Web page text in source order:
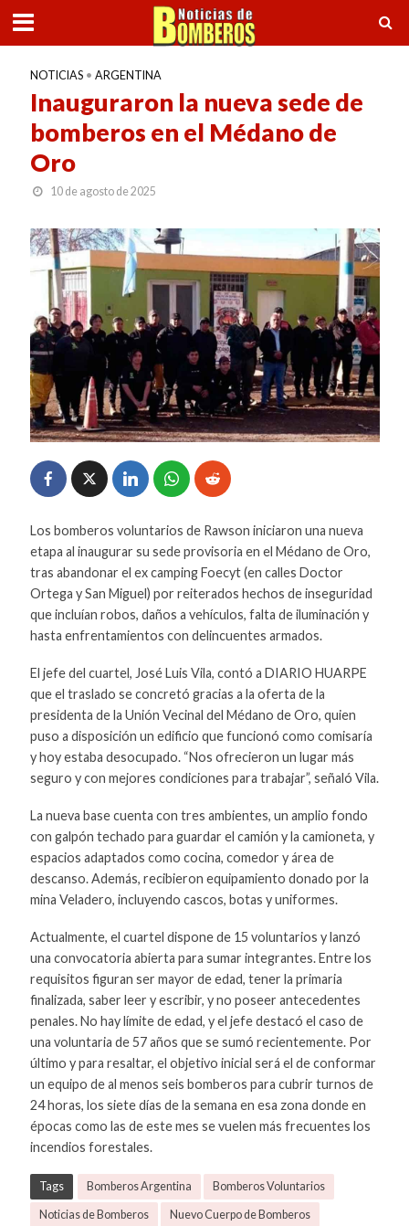
NOTICIAS • ARGENTINA
Inauguraron la nueva sede de
bomberos en el Médano de
Oro
10 de agosto de 2025
Los bomberos voluntarios de Rawson iniciaron una nueva
etapa al inaugurar su sede provisoria en el Médano de Oro,
tras abandonar el ex camping Foecyt (en calles Doctor
Ortega y San Miguel) por reiterados hechos de inseguridad
que incluían robos, daños a vehículos, falta de iluminación y
hasta enfrentamientos con delincuentes armados.
El jefe del cuartel, José Luis Vila, contó a DIARIO HUARPE
que el traslado se concretó gracias a la oferta de la
presidenta de la Unión Vecinal del Médano de Oro, quien
puso a disposición un edificio que funcionó como comisaría
y hoy estaba desocupado. “Nos ofrecieron un lugar más
seguro y con mejores condiciones para trabajar”, señaló Vila.
La nueva base cuenta con tres ambientes, un amplio fondo
con galpón techado para guardar el camión y la camioneta, y
espacios adaptados como cocina, comedor y área de
descanso. Además, recibieron equipamiento donado por la
mina Veladero, incluyendo cascos, botas y uniformes.
Actualmente, el cuartel dispone de 15 voluntarios y lanzó
una convocatoria abierta para sumar integrantes. Entre los
requisitos figuran ser mayor de edad, tener la primaria
finalizada, saber leer y escribir, y no poseer antecedentes
penales. No hay límite de edad, y el jefe destacó el caso de
una voluntaria de 57 años que se sumó recientemente. Por
último y para resaltar, el objetivo inicial será el de conformar
un equipo de al menos seis bomberos para cubrir turnos de
24 horas, los siete días de la semana en esa zona donde en
épocas como las de este mes se vuelen más frecuentes los
incendios forestales.
Tags Bomberos Argentina Bomberos Voluntarios
Noticias de Bomberos Nuevo Cuerpo de Bomberos